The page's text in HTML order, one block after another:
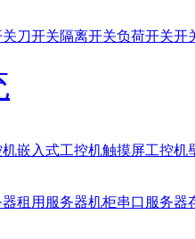
刀开关隔离开关负荷开关开
机嵌入式工控机触摸屏工控机
租用 服务器机柜串口服务器